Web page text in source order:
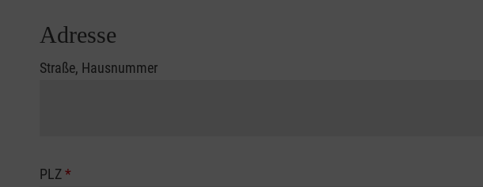
Adresse
Straße, Hausnummer
PLZ*